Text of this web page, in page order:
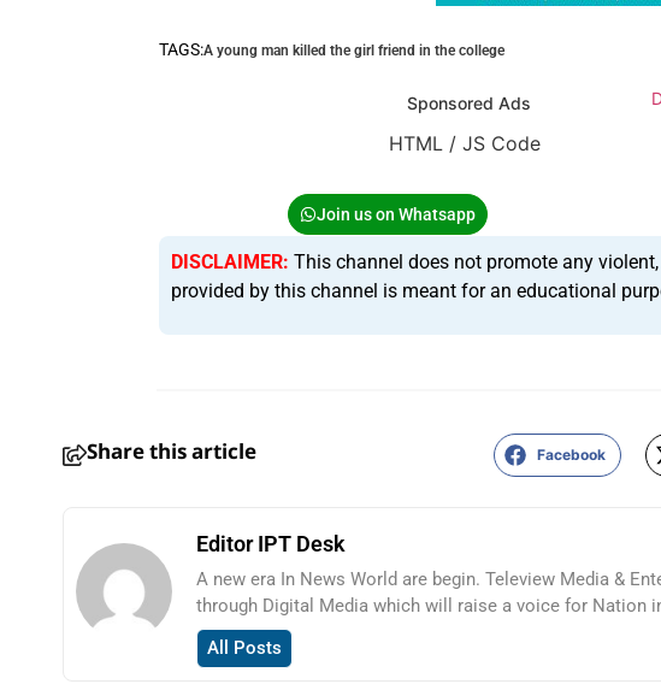
TAGS:A young man killed the girl friend in the college
Sponsored Ads
HTML / JS Code
Join us on Whatsapp
DISCLAIMER: This channel does not promote any
provided by this channel is meant for an educational
Share this article Facebook
Editor IPT Desk
A new era In News World are begin. Teleview Media &
through Digital Media which will raise a voice for Nation
All Posts